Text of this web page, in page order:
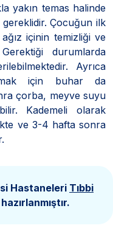
yakın temas halinde
gereklidir. Çocuğun ilk
içinin temizliği ve
durumlarda
Ayrıca
için buhar da
çorba, meyve suyu
Kademeli olarak
ve 3-4 hafta sonra
Hastaneleri Tıbbi